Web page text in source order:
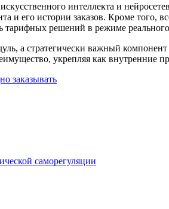
интеллекта и
и его истории заказов. Кроме того,
тарифных решений в режиме
а стратегически важный
укрепляя как внутренние
заказывать
саморегуляции